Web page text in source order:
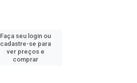
Faça seu login ou
cadastre-se para
ver preços e
comprar